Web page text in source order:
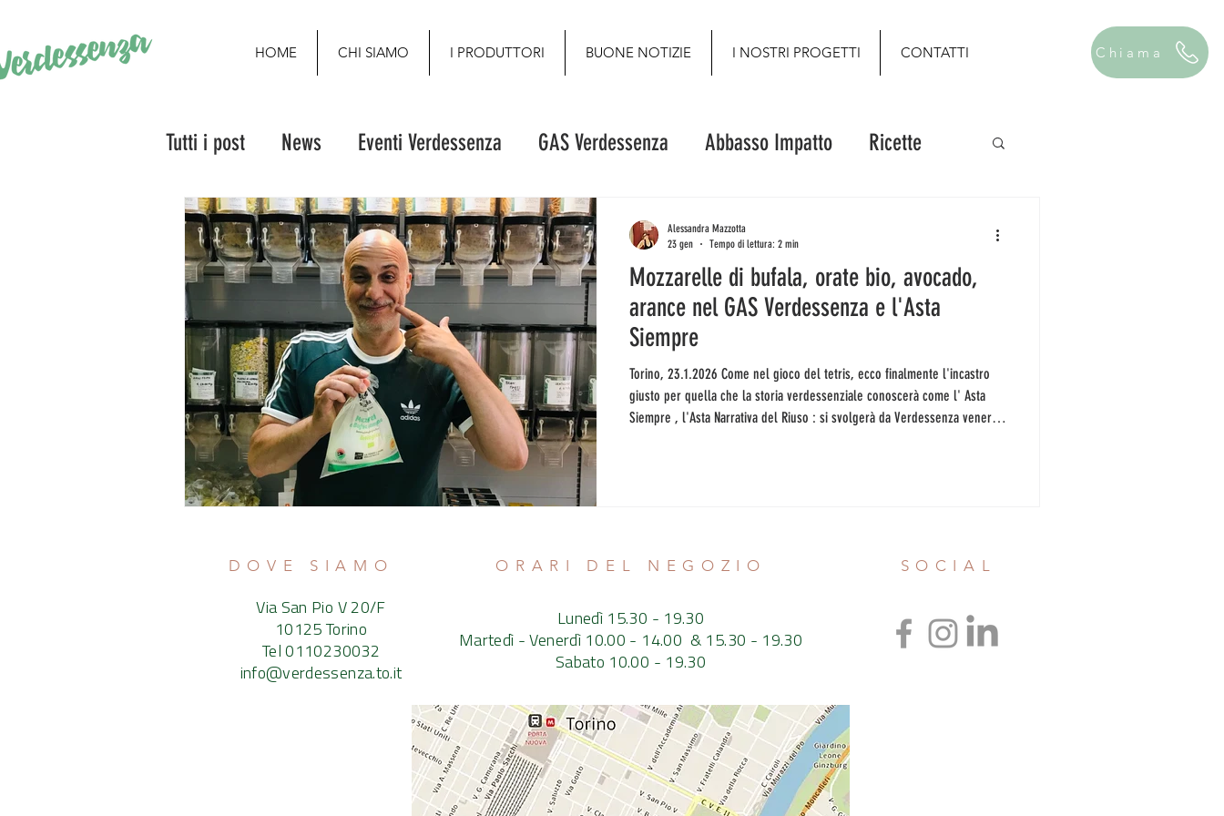
HOME CHI SIAMO I PRODUTTORI BUONE NOTIZIE I NOSTRI PROGETTI CONTATTI Chiama
Tutti i post News Eventi Verdessenza GAS Verdessenza Abbasso Impatto Ricette
Mozzarelle di bufala, orate bio, avocado,
arance nel GAS Verdessenza e l'Asta
Siempre
Torino, 23.1.2026 Come nel gioco del tetris, ecco finalmente l'incastro
giusto per quella che la storia verdessenziale conoscerà come l' Asta
Siempre , l'Asta Narrativa del Riuso : si svolgerà da Verdessenza venerdì
Alessandra Mazzotta
23 gen
Tempo di lettura: 2 min
DOVE SIAMO ORARI DEL NEGOZIO
Via San Pio V 20/F
10125 Torino
Tel 0110230032
info@verdessenza.to.it
Lunedì 15.30 - 19.30
Martedì - Venerdì 10.00 - 14.00 & 15.30 - 19.30
Sabato 10.00 - 19.30
SOCIAL